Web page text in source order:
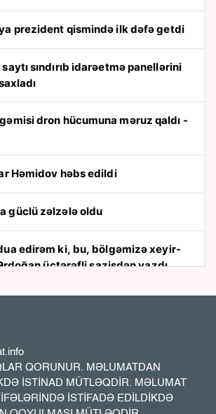
prezident qismində ilk dəfə getdi
Həmidov həbs edildi
güclü zəlzələ oldu
üçtərəfli sazişdən yazdı
QORUNUR. MƏLUMATDAN
İSTİNAD MÜTLƏQDİR. MƏLUMAT
İSTİFADƏ EDİLDİKDƏ